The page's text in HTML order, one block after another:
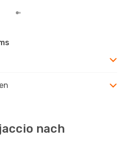
nach